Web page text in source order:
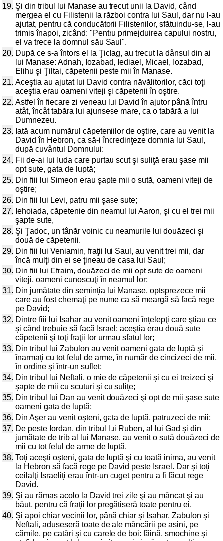
19. Şi din tribul lui Manase au trecut unii la David, când
mergea el cu Filistenii la război contra lui Saul, dar nu l-au
ajutat, pentru că conducătorii Filistenilor, sfătuindu-se, l-au
trimis înapoi, zicând: "Pentru primejduirea capului nostru,
el va trece la domnul său Saul".
20. După ce s-a întors el la Ţiclag, au trecut la dânsul din ai
lui Manase: Adnah, Iozabad, Iediael, Micael, Iozabad,
Elihu şi Ţiltai, căpetenii peste mii în Manase.
21. Aceştia au ajutat lui David contra năvălitorilor, căci toţi
aceştia erau oameni viteji şi căpetenii în oştire.
22. Astfel în fiecare zi veneau lui David în ajutor până întru
atât, încât tabăra lui ajunsese mare, ca o tabără a lui
Dumnezeu.
23. Iată acum numărul căpeteniilor de oştire, care au venit la
David în Hebron, ca să-i încredinţeze domnia lui Saul,
după cuvântul Domnului:
24. Fii de-ai lui Iuda care purtau scut şi suliţă erau şase mii
opt sute, gata de luptă;
25. Din fiii lui Simeon erau şapte mii o sută, oameni viteji de
oştire;
26. Din fiii lui Levi, patru mii şase sute;
27. Iehoiada, căpetenie din neamul lui Aaron, şi cu el trei mii
şapte sute,
28. Şi Ţadoc, un tânăr voinic cu neamurile lui douăzeci şi
două de căpetenii.
29. Din fiii lui Veniamin, fraţii lui Saul, au venit trei mii, dar
încă mulţi din ei se ţineau de casa lui Saul;
30. Din fiii lui Efraim, douăzeci de mii opt sute de oameni
viteji, oameni cunoscuţi în neamul lor;
31. Din jumătate din seminţia lui Manase, optsprezece mii
care au fost chemaţi pe nume ca să meargă să facă rege
pe David;
32. Dintre fiii lui Isahar au venit oameni înţelepţi care ştiau ce
şi când trebuie să facă Israel; aceştia erau două sute
căpetenii şi toţi fraţii lor urmau sfatul lor;
33. Din tribul lui Zabulon au venit oameni gata de luptă şi
înarmaţi cu tot felul de arme, în număr de cincizeci de mii,
în ordine şi într-un suflet;
34. Din tribul lui Neftali, o mie de căpetenii şi cu ei treizeci şi
şapte de mii cu scuturi şi cu suliţe;
35. Din tribul lui Dan au venit douăzeci şi opt de mii şase sute
oameni gata de luptă;
36. Din Aşer au venit oşteni, gata de luptă, patruzeci de mii;
37. De peste Iordan, din tribul lui Ruben, al lui Gad şi din
jumătate de trib al lui Manase, au venit o sută douăzeci de
mii cu tot felul de arme de luptă.
38. Toţi aceşti oşteni, gata de luptă şi cu toată inima, au venit
la Hebron să facă rege pe David peste Israel. Dar şi toţi
ceilalţi Israeliţi erau într-un cuget pentru a fi făcut rege
David.
39. Şi au rămas acolo la David trei zile şi au mâncat şi au
băut, pentru că fraţii lor pregătiseră toate pentru ei.
40. Şi apoi chiar vecinii lor, până chiar şi Isahar, Zabulon şi
Neftali, aduseseră toate de ale mâncării pe asini, pe
cămile, pe catâri şi cu carele de boi: făină, smochine şi